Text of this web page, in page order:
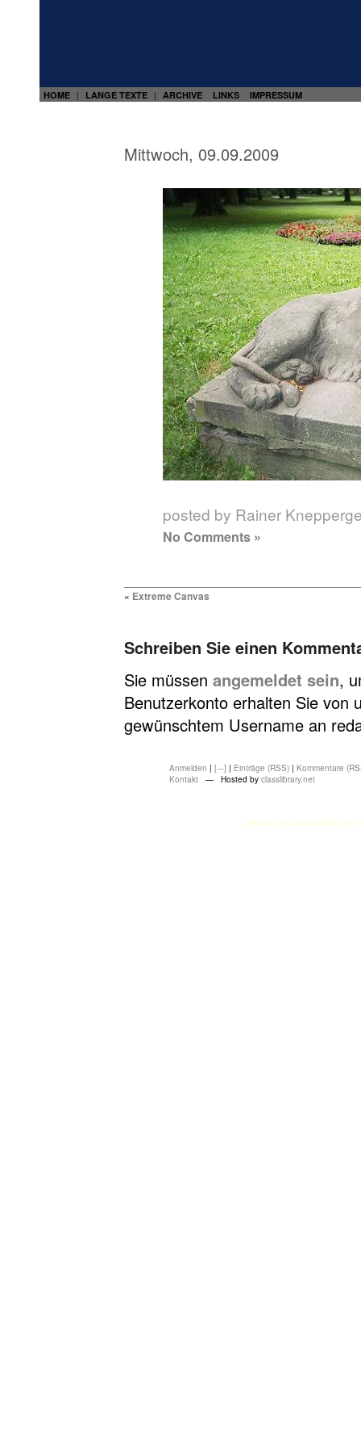
HOME | LANGE TEXTE | ARCHIVE LINKS IMPRESSUM
Mittwoch, 09.09.2009
posted by Rainer
No Comments »
« Extreme Canvas
Schreiben Sie einen
Sie müssen angemeldet sein,
Benutzerkonto erhalten Sie von
gewünschtem Username an
Anmelden | [---] | Einträge (RSS) | Kommentare
Kontakt — Hosted by classlibrary.net
atasehir escort atasehir